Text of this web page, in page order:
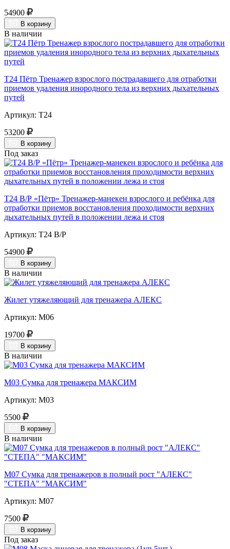
54900
В корзину
В наличии
Т24 Пётр Тренажер взрослого пострадавшего для отработки
приемов удаления инородного тела из верхних дыхательных
путей
Артикул: Т24
53200
В корзину
Под заказ
Т24 В/Р «Пётр» Тренажер-манекен взрослого и ребёнка для
отработки приемов восстановления проходимости верхних
дыхательных путей в положении лежа и стоя
Артикул: Т24 В/Р
54900
В корзину
В наличии
Жилет утяжеляющий для тренажера АЛЕКС
Артикул: М06
19700
В корзину
В наличии
М03 Сумка для тренажера МАКСИМ
Артикул: М03
5500
В корзину
В наличии
М07 Сумка для тренажеров в полный рост "АЛЕКС"
"СТЕПА" "МАКСИМ"
Артикул: М07
7500
В корзину
Под заказ